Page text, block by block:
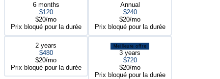
6 months
$120
$20/mo
Prix bloqué pour la durée
Annual
$240
$20/mo
Prix bloqué pour la durée
2 years
$480
$20/mo
Prix bloqué pour la durée
Meilleure offre
3 years
$720
$20/mo
Prix bloqué pour la durée